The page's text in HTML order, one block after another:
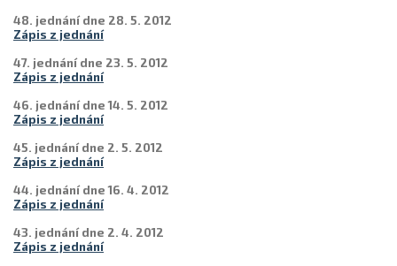
48. jednání dne 28. 5. 2012
Zápis z jednání
47. jednání dne 23. 5. 2012
Zápis z jednání
46. jednání dne 14. 5. 2012
Zápis z jednání
45. jednání dne 2. 5. 2012
Zápis z jednání
44. jednání dne 16. 4. 2012
Zápis z jednání
43. jednání dne 2. 4. 2012
Zápis z jednání